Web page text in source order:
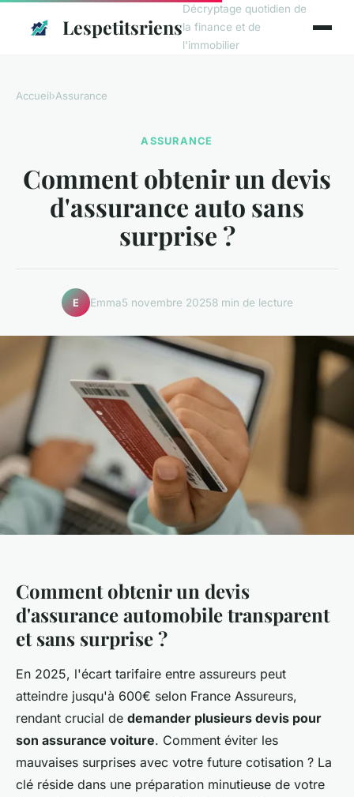
Lespetitsriens
Décryptage quotidien de
la finance et de
l'immobilier
Accueil›Assurance
ASSURANCE
Comment obtenir un devis
d'assurance auto sans
surprise ?
E Emma5 novembre 20258 min de lecture
Comment obtenir un devis
d'assurance automobile transparent
et sans surprise ?
En 2025, l'écart tarifaire entre assureurs peut
atteindre jusqu'à 600€ selon France Assureurs,
rendant crucial de demander plusieurs devis pour
son assurance voiture. Comment éviter les
mauvaises surprises avec votre future cotisation ? La
clé réside dans une préparation minutieuse de votre